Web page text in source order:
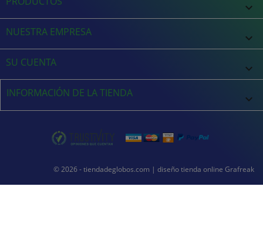

NUESTRA EMPRESA 
SU CUENTA 
INFORMACIÓN DE LA TIENDA keyboard_arrow_down
© 2026 - tiendadeglobos.com | diseño tienda online Grafreak